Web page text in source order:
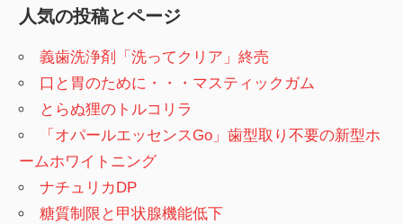
人気の投稿とページ
義歯洗浄剤「洗ってクリア」終売
口と胃のために・・・マスティックガム
とらぬ狸のトルコリラ
「オパールエッセンスGo」歯型取り不要の新型ホ
ームホワイトニング
ナチュリカDP
糖質制限と甲状腺機能低下